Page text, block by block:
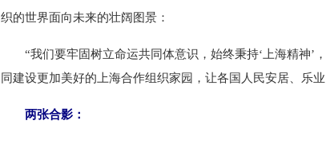
织的世界面向未来的壮阔图景：
“我们要牢固树立命运共同体意识，始终秉持‘上海精神’
同建设更加美好的上海合作组织家园，让各国人民安居、乐
两张合影：